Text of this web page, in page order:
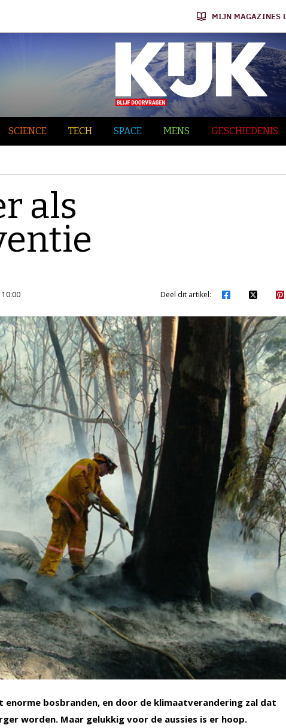
MIJN MAGAZINES
SCIENCE TECH SPACE MENS GESCHIEDENIS
als
Deel dit artikel:
bosbranden, en door de klimaatverandering zal dat
worden. Maar gelukkig voor de aussies is er hoop.